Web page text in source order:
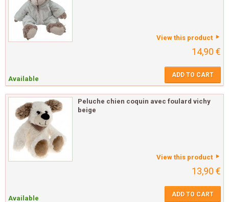
View this product
14,90 €
Available ADD TO CART
Peluche chien coquin avec foulard vichy
beige
View this product
13,90 €
Available ADD TO CART